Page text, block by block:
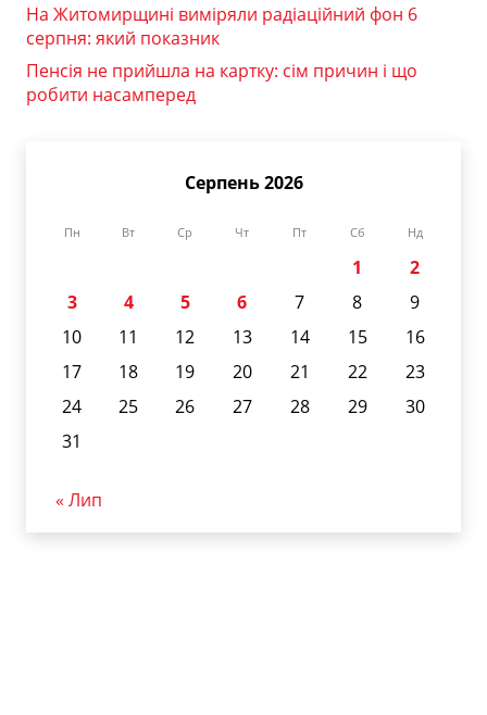
На Житомирщині виміряли радіаційний фон 6
серпня: який показник
Пенсія не прийшла на картку: сім причин і що
робити насамперед
Серпень 2026
Пн Вт Ср Чт Пт Сб Нд
1
2
3
4 5 6 7 8
9
10
11 12 13 14 15
16
17
18 19 20 21 22
23
24
25 26 27 28 29
30
31
« Лип